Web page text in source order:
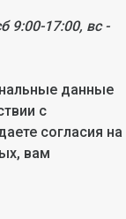
9:00-17:00, вс -
данные
с
согласия на
вам